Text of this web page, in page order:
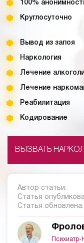
100%
Круглосуточно
Вывод из запоя
Наркология
Лечение
Лечение
Реабилитация
Кодирование
ВЫЗВАТЬ
Автор статьи:
Статья
Статья обновлена:
Психиатр-